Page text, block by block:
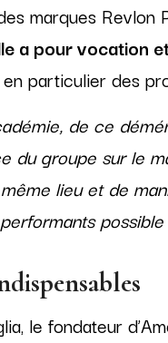
marques Revlon
a pour vocation
particulier des
de ce
du groupe sur le
lieu et de
le fondateur